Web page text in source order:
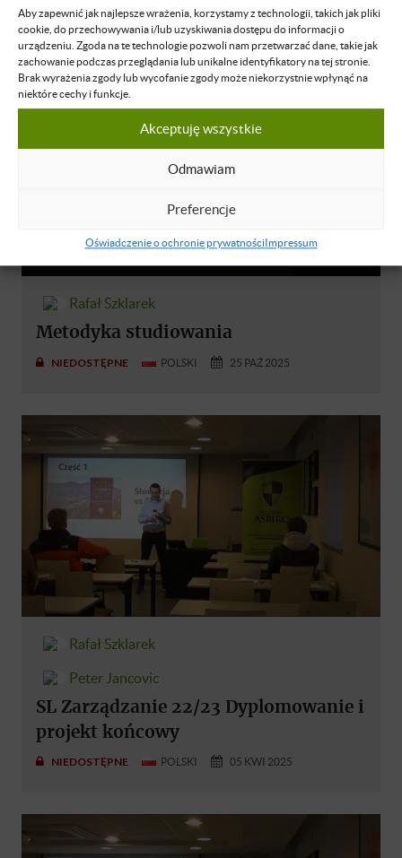
Aby zapewnić jak najlepsze wrażenia, korzystamy z technologii, takich jak pliki
cookie, do przechowywania i/lub uzyskiwania dostępu do informacji o
urządzeniu. Zgoda na te technologie pozwoli nam przetwarzać dane, takie jak
zachowanie podczas przeglądania lub unikalne identyfikatory na tej stronie.
Brak wyrażenia zgody lub wycofanie zgody może niekorzystnie wpłynąć na
niektóre cechy i funkcje.
Akceptuję wszystkie
Odmawiam
Preferencje
Oświadczenie o ochronie prywatnościImpressum
NIEDOSTĘPNE POLSKI 26 PAŹ 2025
Rafał Szklarek
Metodyka studiowania
NIEDOSTĘPNE POLSKI 25 PAŹ 2025
Rafał Szklarek
Peter Jancovic
SL Zarządzanie 22/23 Dyplomowanie i
projekt końcowy
NIEDOSTĘPNE POLSKI 05 KWI 2025